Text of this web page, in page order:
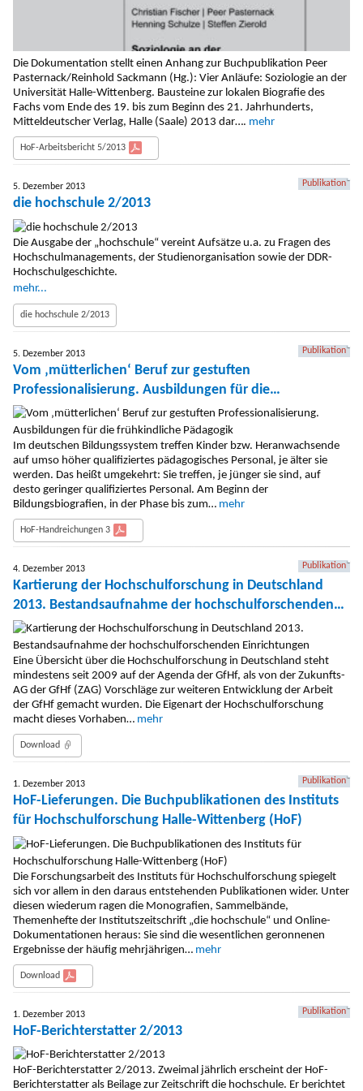
Die Dokumentation stellt einen Anhang zur Buchpublikation Peer
Pasternack/Reinhold Sackmann (Hg.): Vier Anläufe: Soziologie an der
Universität Halle-Wittenberg. Bausteine zur lokalen Biografie des
Fachs vom Ende des 19. bis zum Beginn des 21. Jahrhunderts,
Mitteldeutscher Verlag, Halle (Saale) 2013 dar…. mehr
HoF-Arbeitsbericht 5/2013
5. Dezember 2013 Publikation
die hochschule 2/2013
Die Ausgabe der „hochschule“ vereint Aufsätze u.a. zu Fragen des
Hochschulmanagements, der Studienorganisation sowie der DDR-
Hochschulgeschichte.
mehr...
die hochschule 2/2013
5. Dezember 2013 Publikation
Vom ‚mütterlichen‘ Beruf zur gestuften
Professionalisierung. Ausbildungen für die
frühkindliche Pädagogik
Im deutschen Bildungssystem treffen Kinder bzw. Heranwachsende
auf umso höher qualifiziertes pädagogisches Personal, je älter sie
werden. Das heißt umgekehrt: Sie treffen, je jünger sie sind, auf
desto geringer qualifiziertes Personal. Am Beginn der
Bildungsbiografien, in der Phase bis zum… mehr
HoF-Handreichungen 3
4. Dezember 2013 Publikation
Kartierung der Hochschulforschung in Deutschland
2013. Bestandsaufnahme der hochschulforschenden
Einrichtungen
Eine Übersicht über die Hochschulforschung in Deutschland steht
mindestens seit 2009 auf der Agenda der GfHf, als von der Zukunfts-
AG der GfHf (ZAG) Vorschläge zur weiteren Entwicklung der Arbeit
der GfHf gemacht wurden. Die Eigenart der Hochschulforschung
macht dieses Vorhaben… mehr
Download
1. Dezember 2013 Publikation
HoF-Lieferungen. Die Buchpublikationen des Instituts
für Hochschulforschung Halle-Wittenberg (HoF)
Die Forschungsarbeit des Instituts für Hochschulforschung spiegelt
sich vor allem in den daraus entstehenden Publikationen wider. Unter
diesen wiederum ragen die Monografien, Sammelbände,
Themenhefte der Institutszeitschrift „die hochschule“ und Online-
Dokumentationen heraus: Sie sind die wesentlichen geronnenen
Ergebnisse der häufig mehrjährigen… mehr
Download
1. Dezember 2013 Publikation
HoF-Berichterstatter 2/2013
HoF-Berichterstatter 2/2013. Zweimal jährlich erscheint der HoF-
Berichterstatter als Beilage zur Zeitschrift die hochschule. Er berichtet